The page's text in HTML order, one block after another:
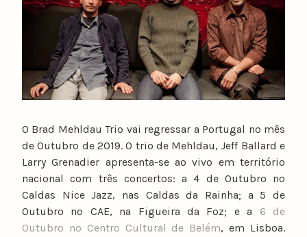
n
c
a
t
a
n
O Brad Mehldau Trio vai regressar a Portugal no mês
de Outubro de 2019. O trio de Mehldau, Jeff Ballard e
Larry Grenadier apresenta-se ao vivo em território
nacional com três concertos: a 4 de Outubro no
Caldas Nice Jazz, nas Caldas da Rainha; a 5 de
Outubro no CAE, na Figueira da Foz; e a 6 de
Outubro no Centro Cultural de Belém, em Lisboa.